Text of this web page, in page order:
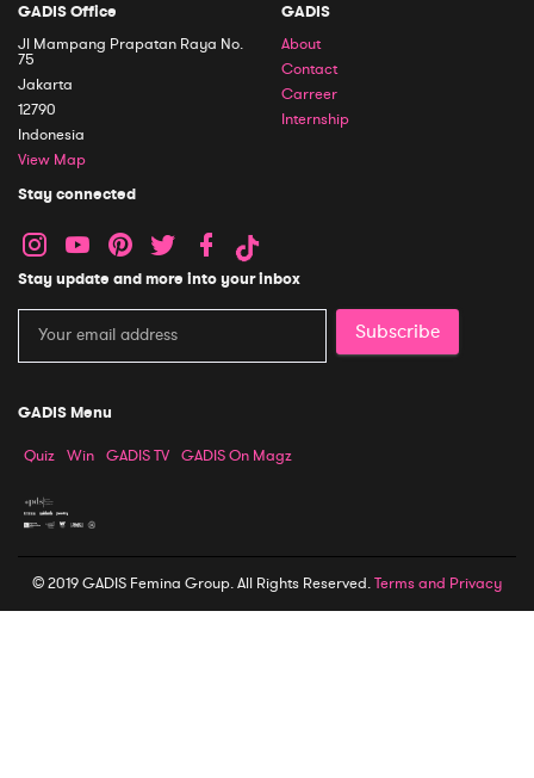
GADIS Office
Jl Mampang Prapatan Raya No.
75
Jakarta
12790
Indonesia
View Map
GADIS
About
Contact
Carreer
Internship
Stay connected
Stay update and more into your inbox
Subscribe
GADIS Menu
Quiz Win GADIS TV GADIS On Magz
© 2019 GADIS Femina Group. All Rights Reserved.Terms and Privacy